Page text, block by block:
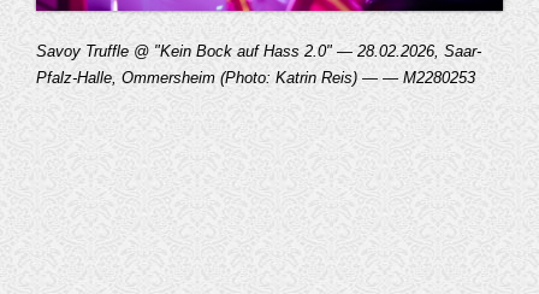
Savoy Truffle @ "Kein Bock auf Hass 2.0" — 28.02.2026, Saar-
Pfalz-Halle, Ommersheim (Photo: Katrin Reis) — — M2280253